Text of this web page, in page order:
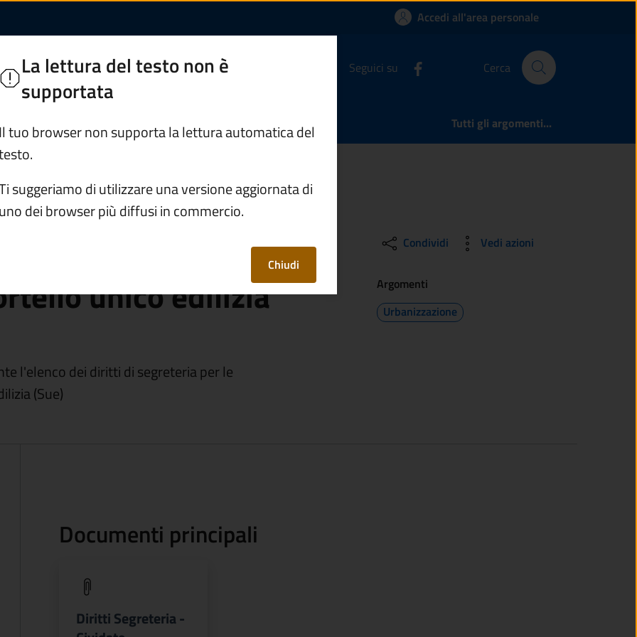
per le pratiche delloAccedi all'area personale
Camuno
di Valle Camonica
Seguici su Cerca
Servizi Vivere Cividate Camuno Tutti gli argomenti...
Documento (tecnico) di supporto
Sportello unico edilizia (Sue)
segreteria per le
unico edilizia
l'elenco dei diritti di segreteria per le
(Sue)
Condividi Vedi azioni
La lettura del testo non è
supportata
Il tuo browser non supporta la lettura automatica del
suggeriamo di utilizzare una versione aggiornata di
uno dei browser più diffusi in commercio.
Chiudi
Argomenti
Urbanizzazione
Documenti principali
Diritti Segreteria -
(apre in un'altra scheda).